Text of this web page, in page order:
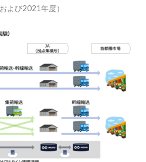
よび2021年度）